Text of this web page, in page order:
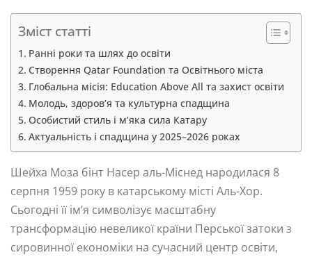
Зміст статті
Ранні роки та шлях до освіти
Створення Qatar Foundation та Освітнього міста
Глобальна місія: Education Above All та захист освіти
Молодь, здоров’я та культурна спадщина
Особистий стиль і м’яка сила Катару
Актуальність і спадщина у 2025–2026 роках
Шейха Моза бінт Насер аль-Міснед народилася 8
серпня 1959 року в катарському місті Аль-Хор.
Сьогодні її ім’я символізує масштабну
трансформацію невеликої країни Перської затоки з
сировинної економіки на сучасний центр освіти,